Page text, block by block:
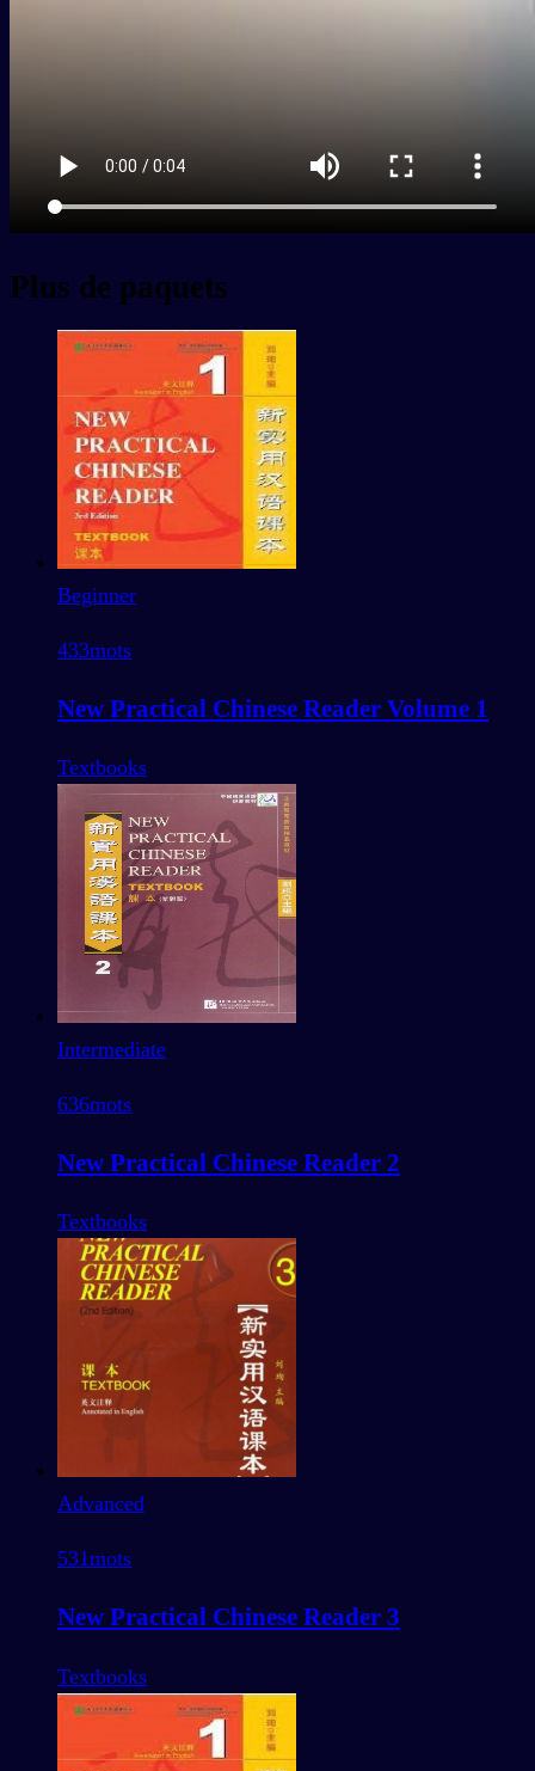
Plus de paquets
Beginner
433mots
New Practical Chinese Reader Volume 1
Textbooks
Intermediate
636mots
New Practical Chinese Reader 2
Textbooks
Advanced
531mots
New Practical Chinese Reader 3
Textbooks